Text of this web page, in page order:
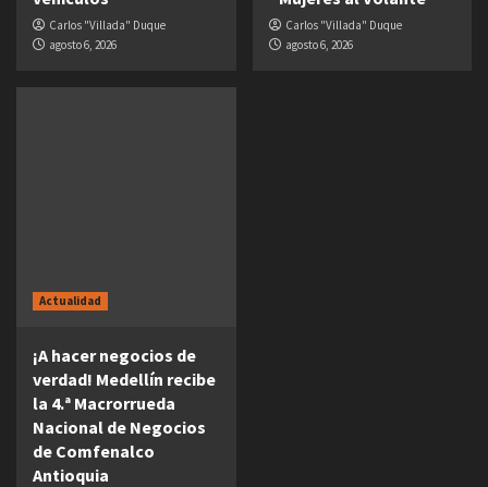
Carlos "Villada" Duque
agosto 6, 2026
Carlos "Villada" Duque
agosto 6, 2026
Actualidad
¡A hacer negocios de
verdad! Medellín recibe
la 4.ª Macrorrueda
Nacional de Negocios
de Comfenalco
Antioquia